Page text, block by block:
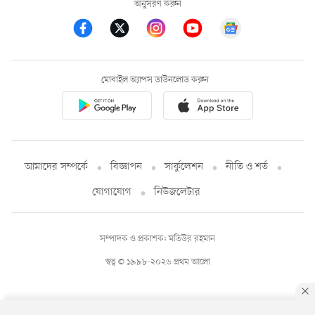
অনুসরণ করুন
মোবাইল অ্যাপস ডাউনলোড করুন
আমাদের সম্পর্কে বিজ্ঞাপন সার্কুলেশন
নীতি ও শর্ত
যোগাযোগ
নিউজলেটার
স্বত্ব © ১৯৯৮-২০২৬ প্রথম আলো
সম্পাদক ও প্রকাশক: মতিউর রহমান